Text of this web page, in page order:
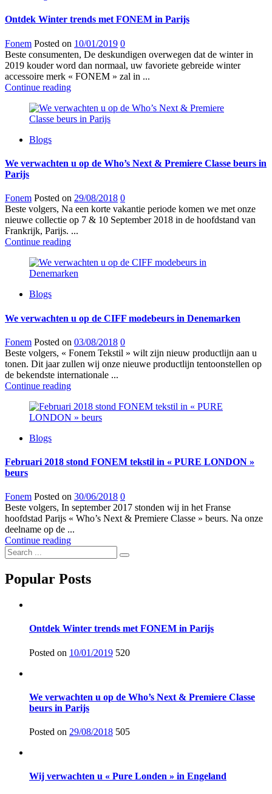
Ontdek Winter trends met FONEM in Parijs
Fonem Posted on 10/01/2019 0
Beste consumenten, De deskundigen overwegen dat de winter in
2019 kouder word dan normaal, uw favoriete gebreide winter
accessoire merk « FONEM » zal in ...
Continue reading
Blogs
We verwachten u op de Who’s Next & Premiere Classe beurs in
Parijs
Fonem Posted on 29/08/2018 0
Beste volgers, Na een korte vakantie periode komen we met onze
nieuwe collectie op 7 & 10 September 2018 in de hoofdstand van
Frankrijk, Parijs. ...
Continue reading
Blogs
We verwachten u op de CIFF modebeurs in Denemarken
Fonem Posted on 03/08/2018 0
Beste volgers, « Fonem Tekstil » wilt zijn nieuw productlijn aan u
tonen. Dit jaar zullen wij onze nieuwe productlijn tentoonstellen op
de bekendste internationale ...
Continue reading
Blogs
Februari 2018 stond FONEM tekstil in « PURE LONDON »
beurs
Fonem Posted on 30/06/2018 0
Beste volgers, In september 2017 stonden wij in het Franse
hoofdstad Parijs « Who’s Next & Premiere Classe » beurs. Na onze
deelname op de ...
Continue reading
Popular Posts
Ontdek Winter trends met FONEM in Parijs
Posted on 10/01/2019 520
We verwachten u op de Who’s Next & Premiere Classe
beurs in Parijs
Posted on 29/08/2018 505
Wij verwachten u « Pure Londen » in Engeland